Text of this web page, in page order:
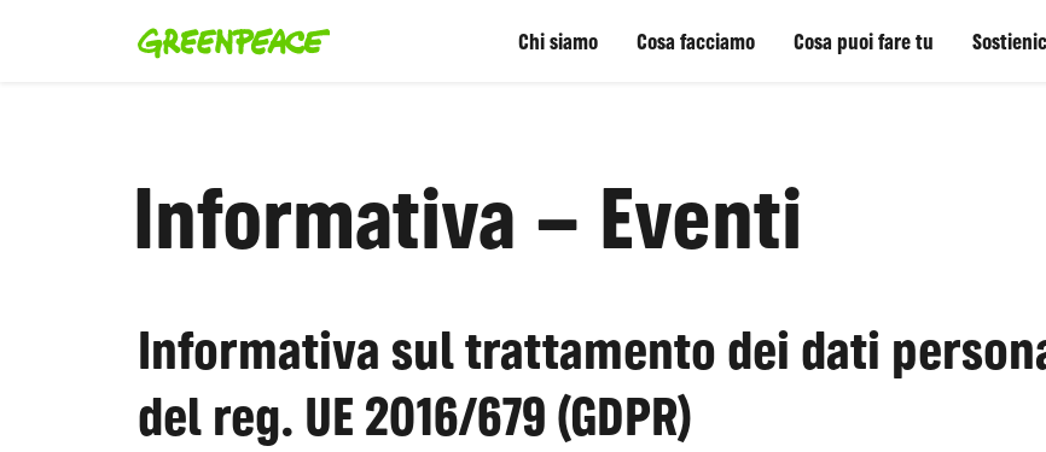
Chi siamo Cosa facciamo Cosa puoi fare tu
Informativa – Eventi
Informativa sul trattamento dei dati
del reg. UE 2016/679 (GDPR)